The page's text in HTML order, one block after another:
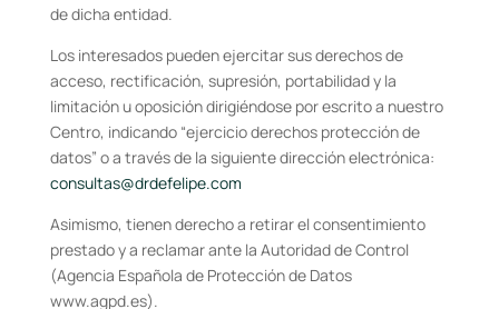
de dicha entidad.
Los interesados pueden ejercitar sus derechos de
acceso, rectificación, supresión, portabilidad y la
limitación u oposición dirigiéndose por escrito a nuestro
Centro, indicando “ejercicio derechos protección de
datos” o a través de la siguiente dirección electrónica:
consultas@drdefelipe.com
Asimismo, tienen derecho a retirar el consentimiento
prestado y a reclamar ante la Autoridad de Control
(Agencia Española de Protección de Datos
www.agpd.es).